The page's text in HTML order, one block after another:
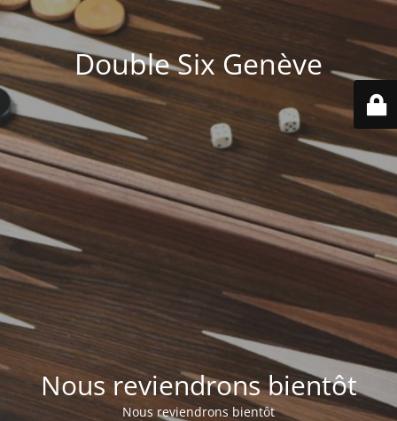
Double Six Genève
Nous reviendrons bientôt
Nous reviendrons bientôt